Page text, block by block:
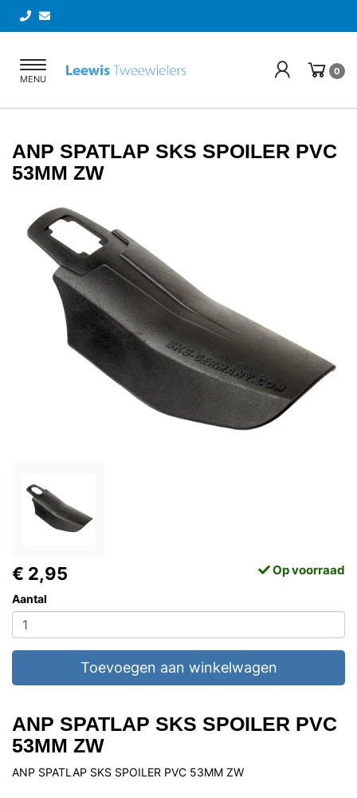
Toggle
navigation
MENU
0
ANP SPATLAP SKS SPOILER PVC
53MM ZW
€ 2,95 Op voorraad
Aantal
Toevoegen aan winkelwagen
ANP SPATLAP SKS SPOILER PVC
53MM ZW
ANP SPATLAP SKS SPOILER PVC 53MM ZW